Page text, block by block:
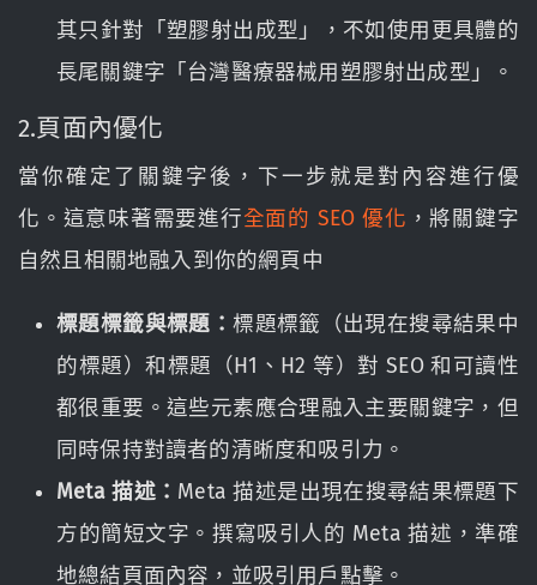
其只針對「塑膠射出成型」，不如使用更具體的
長尾關鍵字「台灣醫療器械用塑膠射出成型」。
2.頁面內優化
當你確定了關鍵字後，下一步就是對內容進行優
化。這意味著需要進行全面的 SEO 優化 ，將關鍵字
自然且相關地融入到你的網頁中
標題標籤與標題：標題標籤（出現在搜尋結果中
的標題）和標題（H1、H2 等）對 SEO 和可讀性
都很重要。這些元素應合理融入主要關鍵字，但
同時保持對讀者的清晰度和吸引力。
Meta 描述： Meta 描述是出現在搜尋結果標題下
方的簡短文字。撰寫吸引人的 Meta 描述，準確
地總結頁面內容，並吸引用戶點擊。